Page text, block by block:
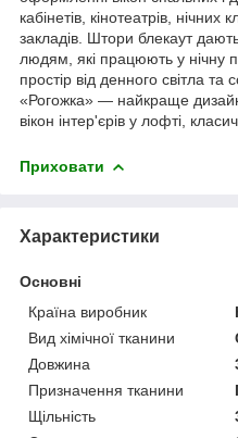
кабінетів, кінотеатрів, нічних
закладів. Штори блекаут
людям, які працюють у нічну
простір від денного світла
«Рогожка» — найкраще
вікон інтер'єрів у лофті,
Приховати
Характеристики
Основні
Країна виробник
Вид хімічної тканини
Довжина
Призначення тканини
Щільність